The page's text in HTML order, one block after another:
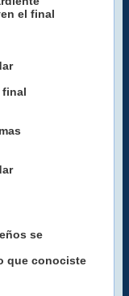
el final
final
se
que conociste